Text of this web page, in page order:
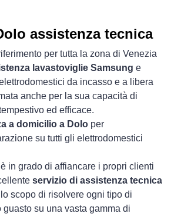
assistenza tecnica
per tutta la zona di Venezia
lavastoviglie Samsung e
da incasso e a libera
anche per la sua capacità di
ed efficace.
a domicilio a Dolo per
su tutti gli elettrodomestici
in grado di affiancare i propri clienti
servizio di assistenza tecnica
scopo di risolvere ogni tipo di
su una vasta gamma di